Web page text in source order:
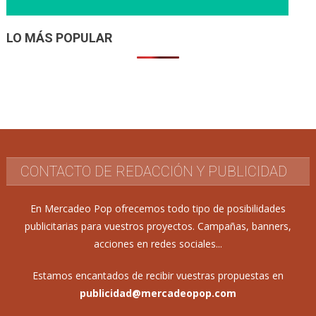
LO MÁS POPULAR
CONTACTO DE REDACCIÓN Y PUBLICIDAD
En Mercadeo Pop ofrecemos todo tipo de posibilidades
publicitarias para vuestros proyectos. Campañas, banners,
acciones en redes sociales...
Estamos encantados de recibir vuestras propuestas en
publicidad@mercadeopop.com